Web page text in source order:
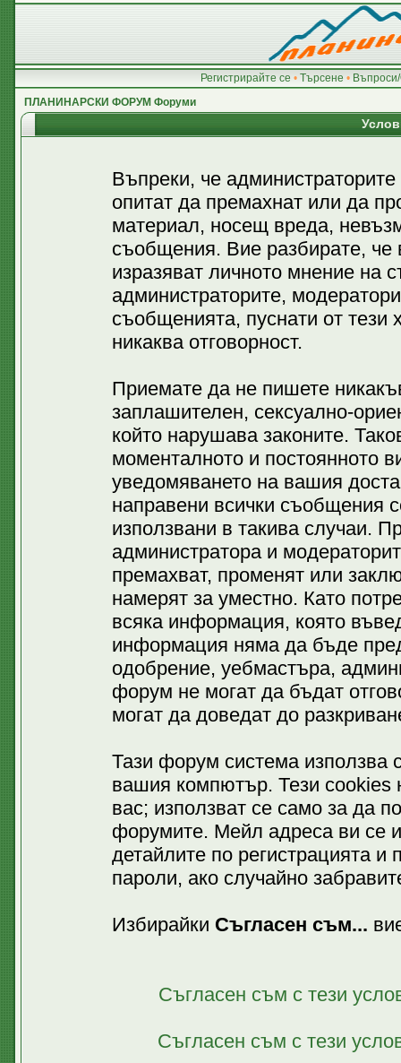
Регистрирайте се • Търсене •
ПЛАНИНАРСКИ ФОРУМ Форуми
Въпреки, че
опитат да премахнат или да
материал, носещ вреда,
съобщения. Вие разбирате,
изразяват личното мнение на
администраторите,
съобщенията, пуснати от тези
никаква отговорност.
Приемате да не пишете
заплашителен, сексуално-
който нарушава законите.
моменталното и постоянното
уведомяването на вашия
направени всички съобщения
използвани в такива случаи.
администратора и
премахват, променят или
намерят за уместно. Като
всяка информация, която
информация няма да бъде
одобрение, уебмастъра,
форум не могат да бъдат
могат да доведат до
Тази форум система използва
вашия компютър. Тези cookies
вас; използват се само за да
форумите. Мейл адреса ви се
детайлите по регистрацията
пароли, ако случайно
Избирайки Съгласен съм...
Съгласен съм с тези
Съгласен съм с тези